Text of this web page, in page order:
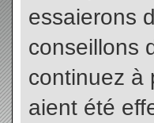
essaierons
conseillons
continuez à
aient été